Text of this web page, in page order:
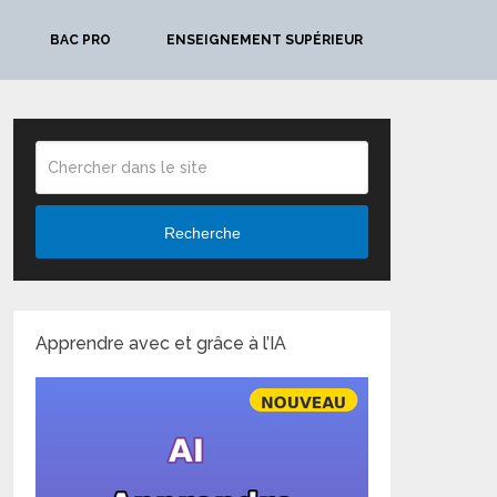
BAC PRO ENSEIGNEMENT SUPÉRIEUR
Recherche
Apprendre avec et grâce à l’IA